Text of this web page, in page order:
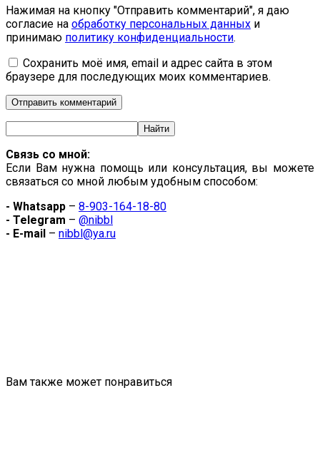
Нажимая на кнопку "Отправить комментарий", я даю
согласие на обработку персональных данных и
принимаю политику конфиденциальности.
Сохранить моё имя, email и адрес сайта в этом
браузере для последующих моих комментариев.
Связь со мной:
Если Вам нужна помощь или консультация, вы можете
связаться со мной любым удобным способом:
- Whatsapp – 8-903-164-18-80
- Telegram – @nibbl
- E-mail – nibbl@ya.ru
Вам также может понравиться